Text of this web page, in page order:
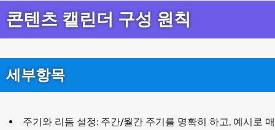
콘텐츠 캘린더 구성 원칙
세부항목
주기와 리듬 설정: 주간/월간 주기를 명확히 하고, 예시로 매